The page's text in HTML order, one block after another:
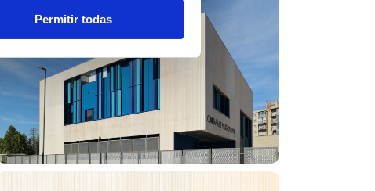
Permitir todas